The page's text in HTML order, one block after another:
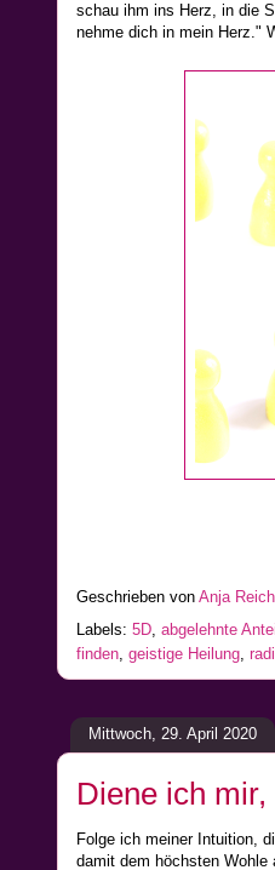
schau ihm ins Herz, in die
nehme dich in mein Herz."
Geschrieben von Anja
Labels: 5D abgelehnte
finden geistige Heilung
Mittwoch, 29. April 2020
Diene ich
Folge ich meiner Intuition,
damit dem höchsten